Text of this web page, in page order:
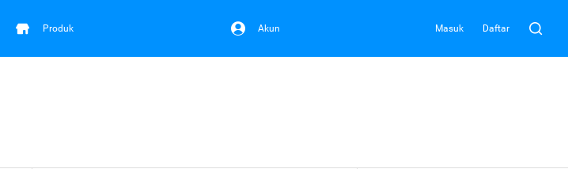
Produk Akun Masuk Daftar